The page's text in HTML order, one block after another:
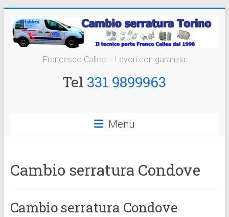
contenuto
Cambio
Serratura
Francesco Callea – Lavori con garanzia
Tel 331 9899963
Menu
Cambio serratura Condove
Cambio serratura Condove